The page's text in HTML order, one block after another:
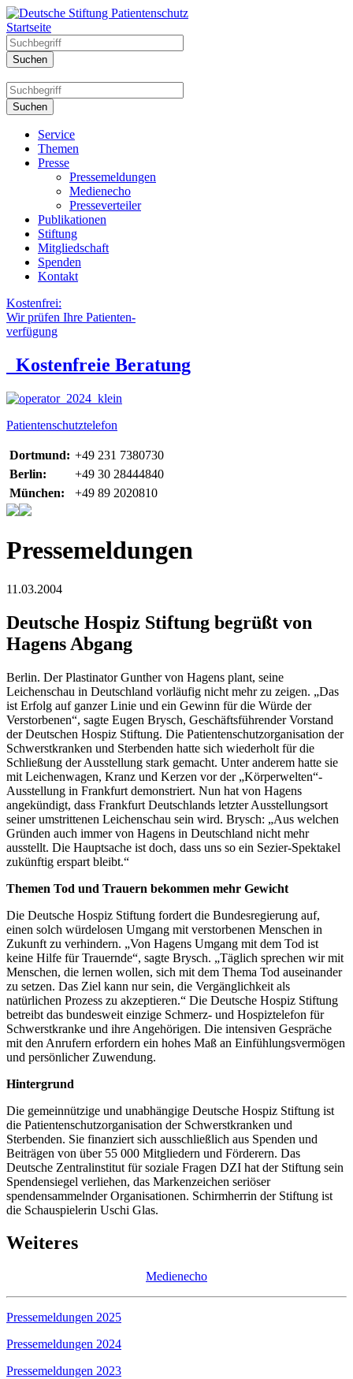
Startseite
Service
Themen
Presse
Pressemeldungen
Medienecho
Presseverteiler
Publikationen
Stiftung
Mitgliedschaft
Spenden
Kontakt
Kostenfrei:
Wir prüfen Ihre Patienten-
verfügung
Kostenfreie Beratung
Patientenschutztelefon
Dortmund: +49 231 7380730
Berlin:
+49 30 28444840
München:
+49 89 2020810
Pressemeldungen
11.03.2004
Deutsche Hospiz Stiftung begrüßt von
Hagens Abgang
Berlin. Der Plastinator Gunther von Hagens plant, seine
Leichenschau in Deutschland vorläufig nicht mehr zu zeigen. „Das
ist Erfolg auf ganzer Linie und ein Gewinn für die Würde der
Verstorbenen“, sagte Eugen Brysch, Geschäftsführender Vorstand
der Deutschen Hospiz Stiftung. Die Patientenschutzorganisation der
Schwerstkranken und Sterbenden hatte sich wiederholt für die
Schließung der Ausstellung stark gemacht. Unter anderem hatte sie
mit Leichenwagen, Kranz und Kerzen vor der „Körperwelten“-
Ausstellung in Frankfurt demonstriert. Nun hat von Hagens
angekündigt, dass Frankfurt Deutschlands letzter Ausstellungsort
seiner umstrittenen Leichenschau sein wird. Brysch: „Aus welchen
Gründen auch immer von Hagens in Deutschland nicht mehr
ausstellt. Die Hauptsache ist doch, dass uns so ein Sezier-Spektakel
zukünftig erspart bleibt.“
Themen Tod und Trauern bekommen mehr Gewicht
Die Deutsche Hospiz Stiftung fordert die Bundesregierung auf,
einen solch würdelosen Umgang mit verstorbenen Menschen in
Zukunft zu verhindern. „Von Hagens Umgang mit dem Tod ist
keine Hilfe für Trauernde“, sagte Brysch. „Täglich sprechen wir mit
Menschen, die lernen wollen, sich mit dem Thema Tod auseinander
zu setzen. Das Ziel kann nur sein, die Vergänglichkeit als
natürlichen Prozess zu akzeptieren.“ Die Deutsche Hospiz Stiftung
betreibt das bundesweit einzige Schmerz- und Hospiztelefon für
Schwerstkranke und ihre Angehörigen. Die intensiven Gespräche
mit den Anrufern erfordern ein hohes Maß an Einfühlungsvermögen
und persönlicher Zuwendung.
Hintergrund
Die gemeinnützige und unabhängige Deutsche Hospiz Stiftung ist
die Patientenschutzorganisation der Schwerstkranken und
Sterbenden. Sie finanziert sich ausschließlich aus Spenden und
Beiträgen von über 55 000 Mitgliedern und Förderern. Das
Deutsche Zentralinstitut für soziale Fragen DZI hat der Stiftung sein
Spendensiegel verliehen, das Markenzeichen seriöser
spendensammelnder Organisationen. Schirmherrin der Stiftung ist
die Schauspielerin Uschi Glas.
Weiteres
Medienecho
Pressemeldungen 2025
Pressemeldungen 2024
Pressemeldungen 2023